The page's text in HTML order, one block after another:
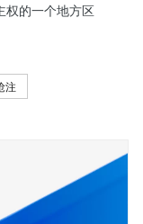
权的一个地方区
注